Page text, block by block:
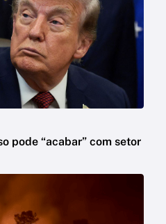
pode “acabar” com setor